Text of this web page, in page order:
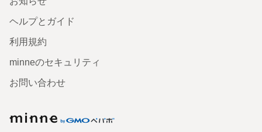
ヘルプとガイド
利用規約
minneのセキュリティ
お問い合わせ